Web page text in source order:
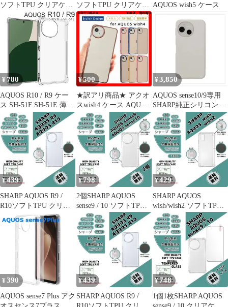
ソフトTPU クリアケー
ソフトTPU クリアケー
スb
AQUOS wish5 ケース
¥ 780
AQUOS R10 / R9 ケー
ス SH-51F SH-51E 薄型
耐衝撃 コーナーガード
ソフト ケース
¥500
★訳アリ商品★ アクオ
スwish4 ケース AQUOS
wish4 ケース キズ 汚れ
TPU エッジカラー クリ
ア 透明 推し活 ケース
耐衝撃 アクオス ウィッ
シュ4 シンプル ケース
スマホケース ソフトケ
ース
¥ 3,850
AQUOS sense10/9専用
SHARP純正シリコンケ
ース
¥439
SHARP AQUOS R9 /
R10ソフトTPU クリア
ケースb
¥798
2個SHARP AQUOS
sense9 / 10 ソフトTPU
クリアケースd
¥429
SHARP AQUOS
wish/wish2 ソフトTPU
クリアケース
¥ 390
AQUOS sense7 Plus アク
¥439
SHARP AQUOS R9 /
¥748
1個1枚SHARP AQUOS